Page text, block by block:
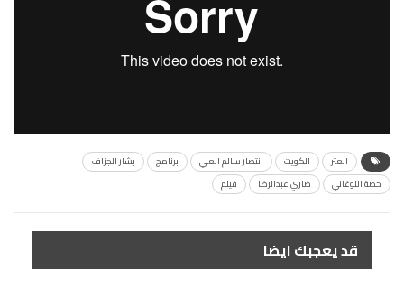
العتر الكويت انتصار سالم العلي برنامج
بشار الجزاف
حصة اللوغاني
ضاري عبدالرضا فيلم
قد يعجبك ايضا